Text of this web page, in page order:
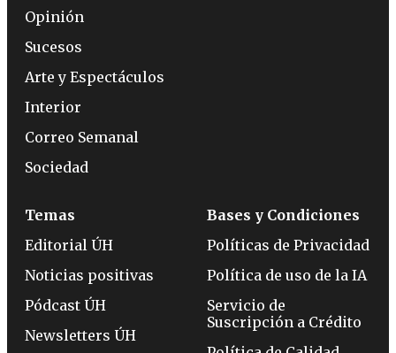
Opinión
Sucesos
Arte y Espectáculos
Interior
Correo Semanal
Sociedad
Temas
Editorial ÚH
Noticias positivas
Pódcast ÚH
Newsletters ÚH
Bases y Condiciones
Políticas de Privacidad
Política de uso de la IA
Servicio de
Suscripción a Crédito